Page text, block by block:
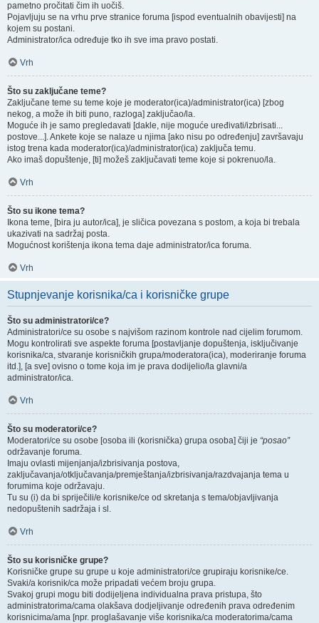
pametno pročitati čim ih uočiš.
Pojavljuju se na vrhu prve stranice foruma [ispod eventualnih obavijesti] na
kojem su postani.
Administrator/ica određuje tko ih sve ima pravo postati.
Vrh
Što su zaključane teme?
Zaključane teme su teme koje je moderator(ica)/administrator(ica) [zbog
nekog, a može ih biti puno, razloga] zaključao/la.
Moguće ih je samo pregledavati [dakle, nije moguće uređivati/izbrisati...
postove...]. Ankete koje se nalaze u njima [ako nisu po određenju] završavaju
istog trena kada moderator(ica)/administrator(ica) zaključa temu.
Ako imaš dopuštenje, [ti] možeš zaključavati teme koje si pokrenuo/la.
Vrh
Što su ikone tema?
Ikona teme, [bira ju autor/ica], je sličica povezana s postom, a koja bi trebala
ukazivati na sadržaj posta.
Mogućnost korištenja ikona tema daje administrator/ica foruma.
Vrh
Stupnjevanje korisnika/ca i korisničke grupe
Što su administratori/ce?
Administratori/ce su osobe s najvišom razinom kontrole nad cijelim forumom.
Mogu kontrolirati sve aspekte foruma [postavljanje dopuštenja, isključivanje
korisnika/ca, stvaranje korisničkih grupa/moderatora(ica), moderiranje foruma
itd.], [a sve] ovisno o tome koja im je prava dodijelio/la glavni/a
administrator/ica.
Vrh
Što su moderatori/ce?
Moderatori/ce su osobe [osoba ili (korisnička) grupa osoba] čiji je “posao”
održavanje foruma.
Imaju ovlasti mijenjanja/izbrisivanja postova,
zaključavanja/otključavanja/premještanja/izbrisivanja/razdvajanja tema u
forumima koje održavaju.
Tu su (i) da bi spriječili/e korisnike/ce od skretanja s tema/objavljivanja
nedopuštenih sadržaja i sl.
Vrh
Što su korisničke grupe?
Korisničke grupe su grupe u koje administratori/ce grupiraju korisnike/ce.
Svaki/a korisnik/ca može pripadati većem broju grupa.
Svakoj grupi mogu biti dodijeljena individualna prava pristupa, što
administratorima/cama olakšava dodjeljivanje određenih prava određenim
korisnicima/ama [npr. proglašavanje više korisnika/ca moderatorima/cama